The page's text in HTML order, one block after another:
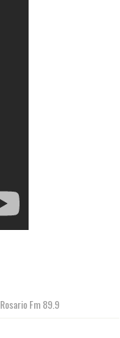
Rosario Fm 89.9